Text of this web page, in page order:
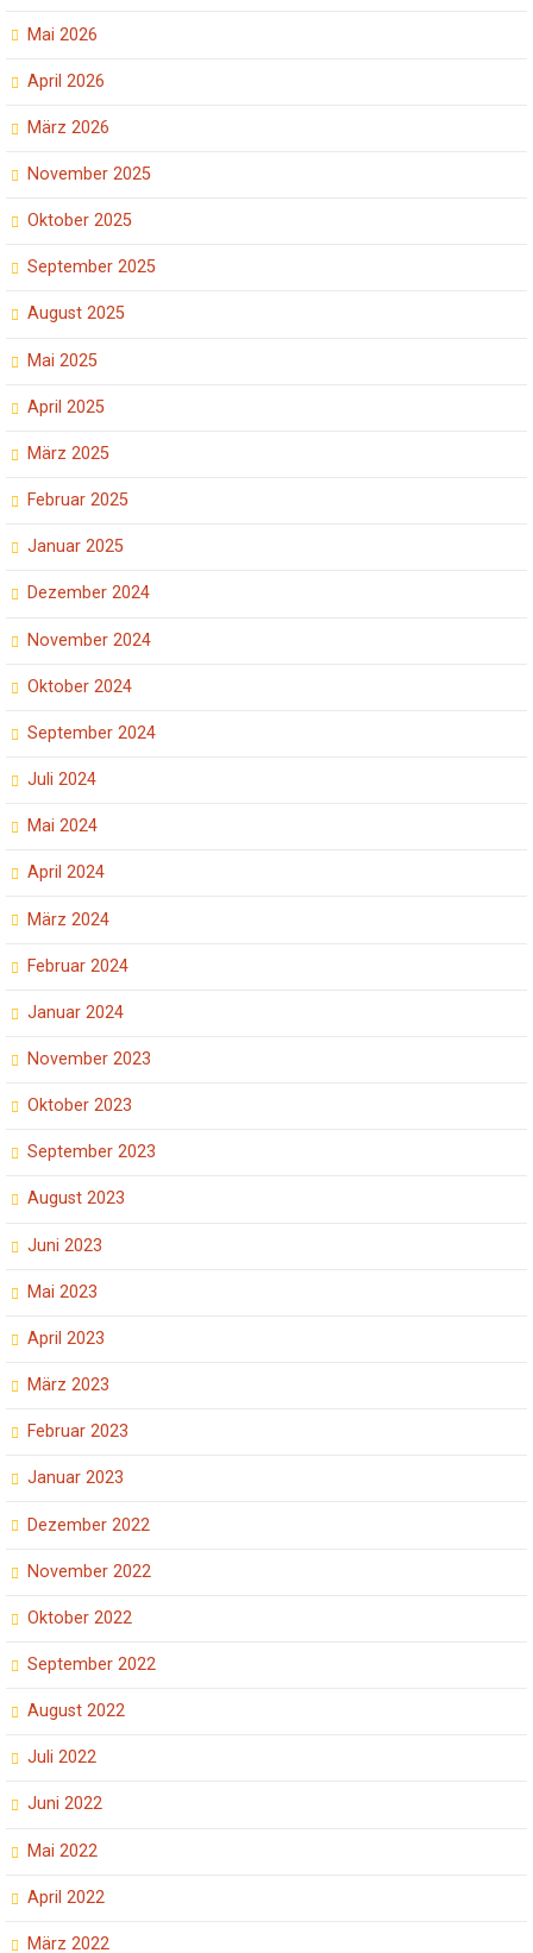
Mai 2026
April 2026
März 2026
November 2025
Oktober 2025
September 2025
August 2025
Mai 2025
April 2025
März 2025
Februar 2025
Januar 2025
Dezember 2024
November 2024
Oktober 2024
September 2024
Juli 2024
Mai 2024
April 2024
März 2024
Februar 2024
Januar 2024
November 2023
Oktober 2023
September 2023
August 2023
Juni 2023
Mai 2023
April 2023
März 2023
Februar 2023
Januar 2023
Dezember 2022
November 2022
Oktober 2022
September 2022
August 2022
Juli 2022
Juni 2022
Mai 2022
April 2022
März 2022